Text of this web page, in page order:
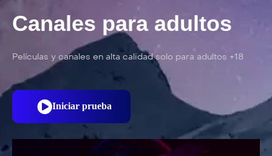
Canales para adultos
Películas y canales en alta calidad solo para adultos +18
Iniciar prueba